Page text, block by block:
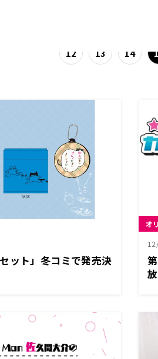
12 13 14
ット」冬コミで発売決
オ